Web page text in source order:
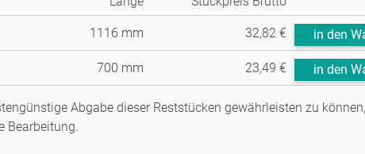
1116 mm 32,82 € in den
700 mm 23,49 € in den
Abgabe dieser Reststücken gewährleisten zu
Bearbeitung.